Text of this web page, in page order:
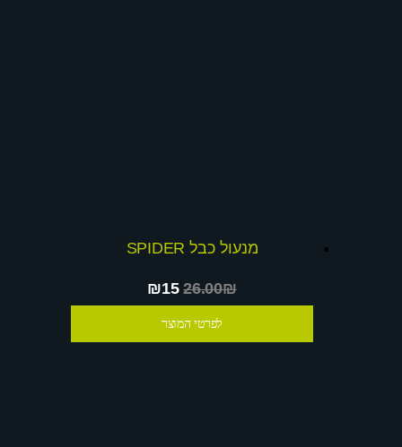
מנעול כבל SPIDER
₪1526.00₪
לפרטי המוצר